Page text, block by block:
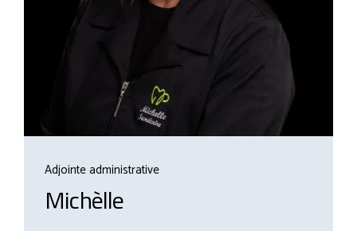
Adjointe administrative
Michèlle